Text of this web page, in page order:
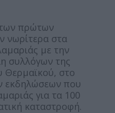
πρώτων
νωρίτερα στα
με την
συλλόγων της
Θερμαϊκού, στο
εκδηλώσεων που
για τα 100
καταστροφή.